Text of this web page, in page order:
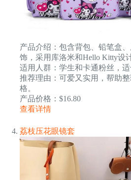
产品介绍：包含背包、铅笔盒
饰，采用库洛米和Hello Kitty设计
适用人群：学生和卡通粉丝，适
推荐理由：可爱又实用，帮助
格。
产品价格：$16.80
查看详情
荔枝压花眼镜套